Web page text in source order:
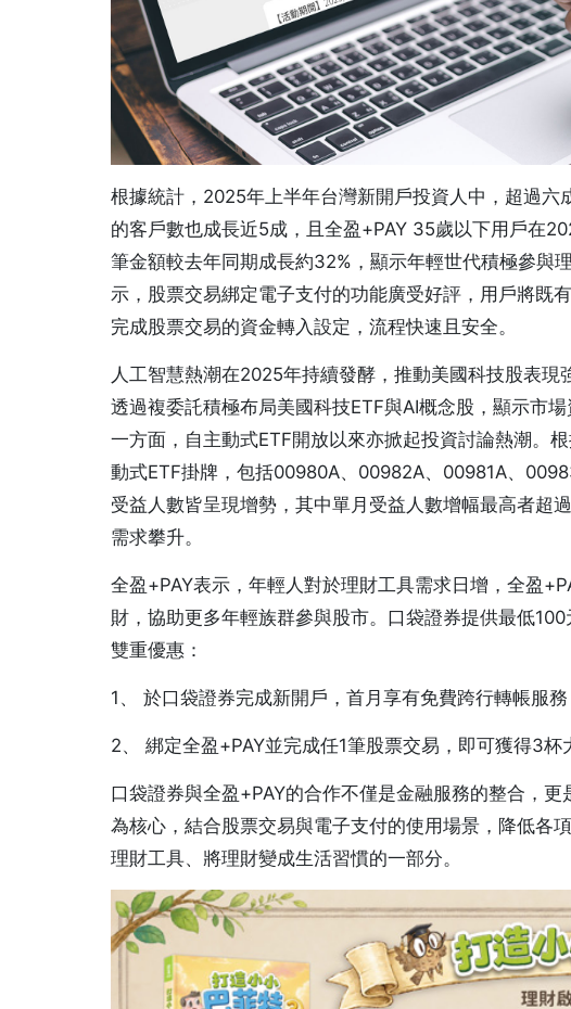
根據統計，2025年上半年台灣新開戶投資人中，超過
的客戶數也成長近5成，且全盈+PAY 35歲以下用戶在
筆金額較去年同期成長約32%，顯示年輕世代積極參與
示，股票交易綁定電子支付的功能廣受好評，用戶將既
完成股票交易的資金轉入設定，流程快速且安全。
人工智慧熱潮在2025年持續發酵，推動美國科技股表現
透過複委託積極布局美國科技ETF與AI概念股，顯示市
一方面，自主動式ETF開放以來亦掀起投資討論熱潮。
動式ETF掛牌，包括00980A、00982A、00981A、
受益人數皆呈現增勢，其中單月受益人數增幅最高者超
需求攀升。
全盈+PAY表示，年輕人對於理財工具需求日增，全盈
財，協助更多年輕族群參與股市。口袋證券提供最低
雙重優惠：
1、 於口袋證券完成新開戶，首月享有免費跨行轉帳服務
2、 綁定全盈+PAY並完成任1筆股票交易，即可獲得3杯
口袋證券與全盈+PAY的合作不僅是金融服務的整合，
為核心，結合股票交易與電子支付的使用場景，降低各
理財工具、將理財變成生活習慣的一部分。